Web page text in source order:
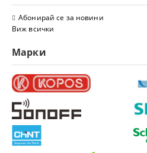
Абонирай се за новини
Виж всички
Марки